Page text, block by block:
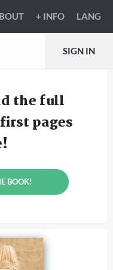
+ INFO LANG
SIGN IN
the full
pages
BOOK!